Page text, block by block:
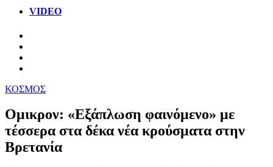
VIDEO
ΚΟΣΜΟΣ
Ομικρον: «Εξάπλωση φαινόμενο» με
τέσσερα στα δέκα νέα κρούσματα στην
Βρετανία